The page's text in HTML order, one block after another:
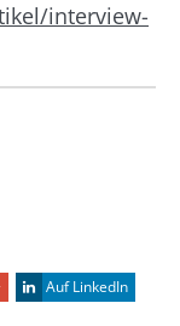
interview-
Auf LinkedIn